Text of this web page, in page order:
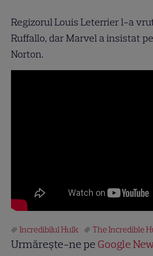
Regizorul Louis Leterrier l-a
Ruffallo, dar Marvel a insistat
Norton.
Incredibilul Hulk The Incredible
Urmărește-ne pe Google